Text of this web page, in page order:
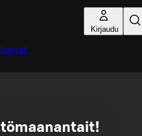
Kirjaudu